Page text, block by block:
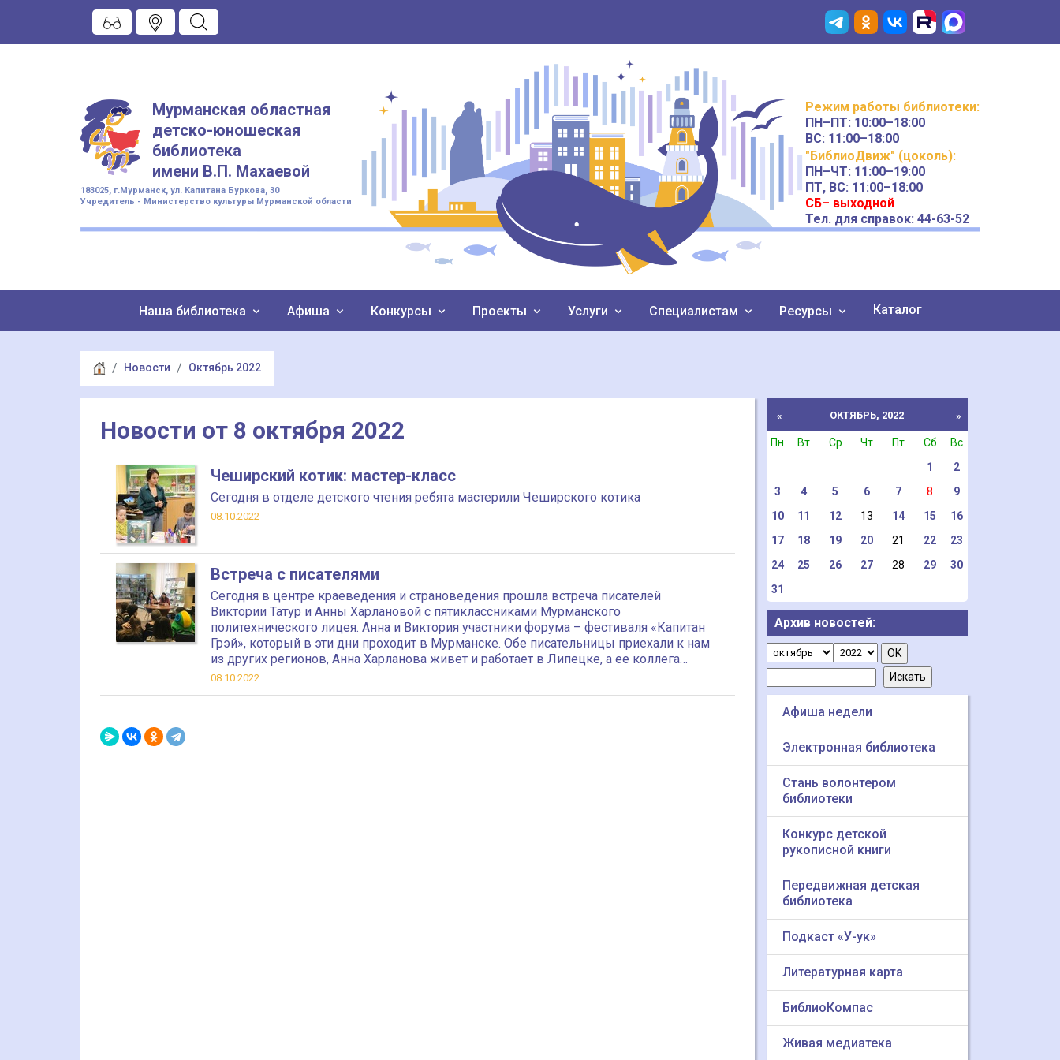
Мурманская областная
детско-юношеская
библиотека
имени В.П. Махаевой
183025, г.Мурманск, ул. Капитана Буркова, 30
Учредитель - Министерство культуры Мурманской области
Режим работы библиотеки:
ПН–ПТ: 10:00–18:00
ВС: 11:00–18:00
"БиблиоДвиж" (цоколь):
ПН–ЧТ: 11:00–19:00
ПТ, ВС: 11:00–18:00
СБ– выходной
Тел. для справок: 44-63-52
Наша библиотека Афиша Конкурсы Проекты Услуги Специалистам Ресурсы Каталог
Новости Октябрь 2022
Новости от 8 октября 2022
Чеширский котик: мастер-класс
Сегодня в отделе детского чтения ребята мастерили Чеширского котика
08.10.2022
Встреча с писателями
Сегодня в центре краеведения и страноведения прошла встреча писателей
Виктории Татур и Анны Харлановой с пятиклассниками Мурманского
политехнического лицея. Анна и Виктория участники форума – фестиваля «Капитан
Грэй», который в эти дни проходит в Мурманске. Обе писательницы приехали к нам
из других регионов, Анна Харланова живет и работает в Липецке, а ее коллега
Виктория Татур в Красногорске Московской области
08.10.2022
« ОКТЯБРЬ, 2022 »
Пн Вт Ср Чт Пт Сб
Вс
1
2
3
4 5 6 7 8
9
10
11 12 13 14 15
16
17
18 19 20 21 22
23
24
25 26 27 28 29
30
31
Архив новостей:
Афиша недели
Электронная библиотека
Стань волонтером
библиотеки
Конкурс детской
рукописной книги
Передвижная детская
библиотека
Подкаст «У-ук»
Литературная карта
БиблиоКомпас
Живая медиатека